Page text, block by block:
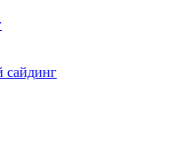
сайдинг